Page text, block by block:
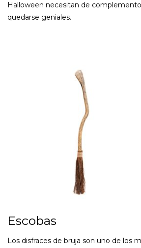
Halloween necesitan de
quedarse geniales.
Escobas
Los disfraces de bruja son uno de los